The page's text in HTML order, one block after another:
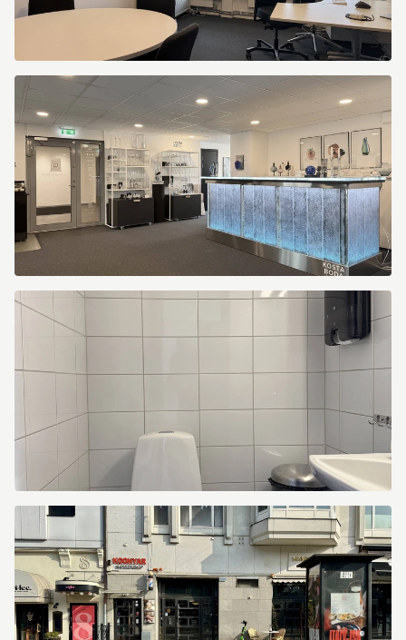
Kungsportsavenyen
10
Kungsportsavenyen
Kungsportsavenyen
10